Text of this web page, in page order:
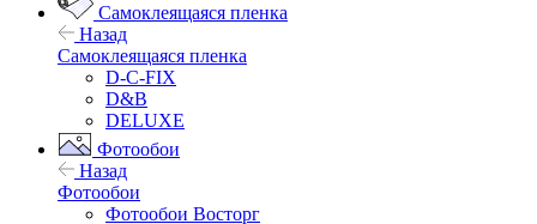
Самоклеящаяся пленка
Назад
Самоклеящаяся пленка
D-C-FIX
D&B
DELUXE
Фотообои
Назад
Фотообои
Фотообои Восторг